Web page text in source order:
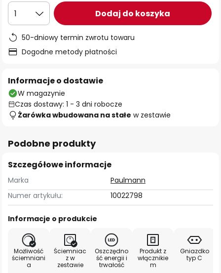
1 Dodaj do koszyka
50-dniowy termin zwrotu towaru
Dogodne metody płatności
Informacje o dostawie
W magazynie
Czas dostawy: 1 - 3 dni robocze
Żarówka wbudowana na stałe w zestawie
Podobne produkty
Szczegółowe informacje
Marka
Paulmann
Numer artykułu:
10022798
Informacje o produkcie
Możliwość
ściemniani
a
Ściemniac
z w
zestawie
Oszczędno
ść energii i
trwałość
Produkt z
włącznikie
m
Gniazdko
typ C